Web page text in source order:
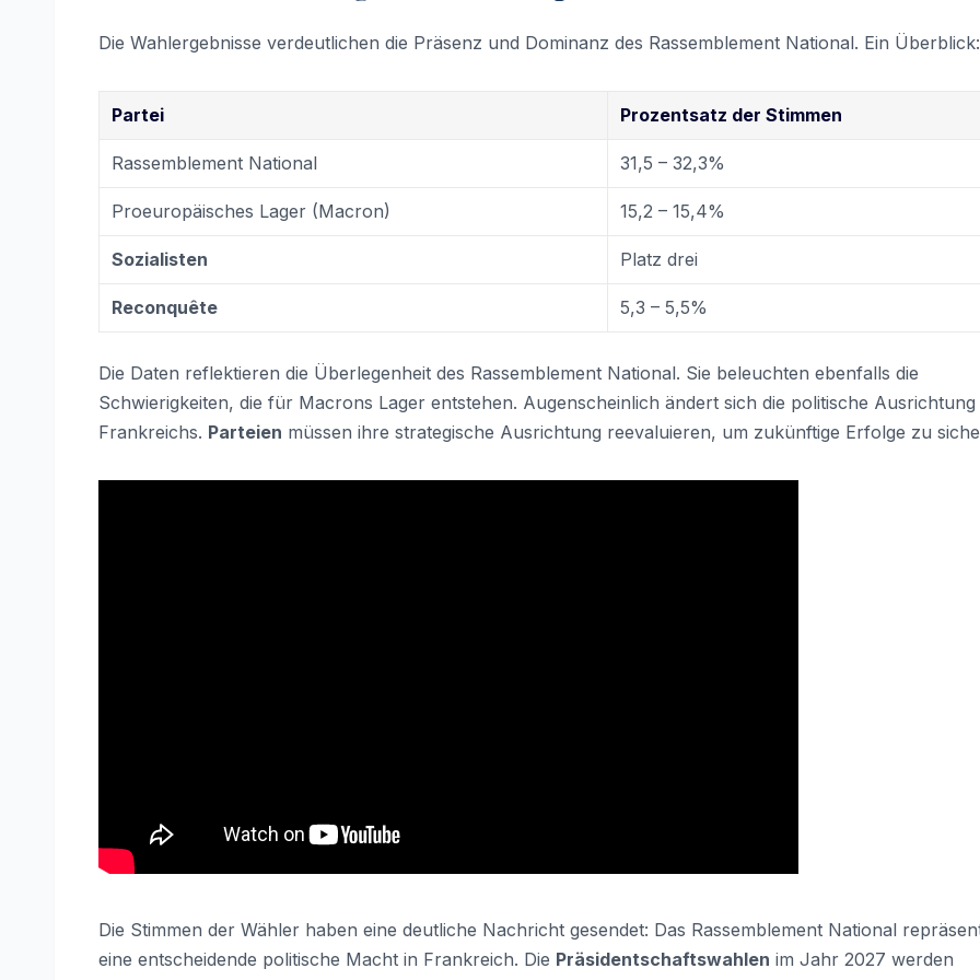
Die Wahlergebnisse verdeutlichen die Präsenz und Dominanz des Rassemblement National. Ein Überblick:
Partei Prozentsatz der Stimmen
Rassemblement National 31,5 – 32,3%
Proeuropäisches Lager (Macron) 15,2 – 15,4%
Sozialisten Platz drei
Reconquête 5,3 – 5,5%
Die Daten reflektieren die Überlegenheit des Rassemblement National. Sie beleuchten ebenfalls die
Schwierigkeiten, die für Macrons Lager entstehen. Augenscheinlich ändert sich die politische Ausrichtung
Frankreichs. Parteien müssen ihre strategische Ausrichtung reevaluieren, um zukünftige Erfolge zu
Die Stimmen der Wähler haben eine deutliche Nachricht gesendet: Das Rassemblement National
eine entscheidende politische Macht in Frankreich. Die Präsidentschaftswahlen im Jahr 2027 werden